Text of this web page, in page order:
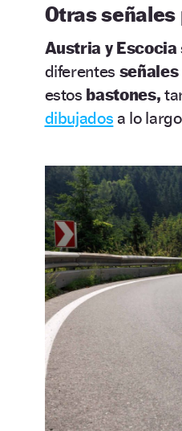
Otras
Austria y Escocia
diferentes
estos bastones,
dibujados a lo